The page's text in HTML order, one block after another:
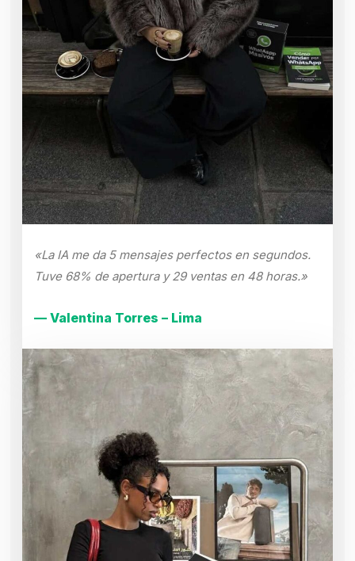
«La IA me da 5 mensajes perfectos en segundos.
Tuve 68% de apertura y 29 ventas en 48 horas.»
— Valentina Torres – Lima